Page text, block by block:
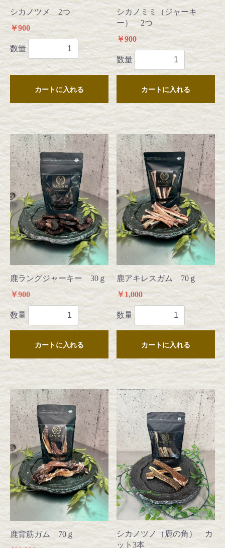
シカノツメ 2つ
￥900
数量
カートに入れる
シカノミミ（ジャーキ
ー） 2つ
￥900
数量
カートに入れる
鹿ラングジャーキー 30ｇ
￥900
数量
カートに入れる
鹿アキレスガム 70ｇ
￥1,000
数量
カートに入れる
鹿背筋ガム 70ｇ
シカノツノ（鹿の角） カ
ット3本